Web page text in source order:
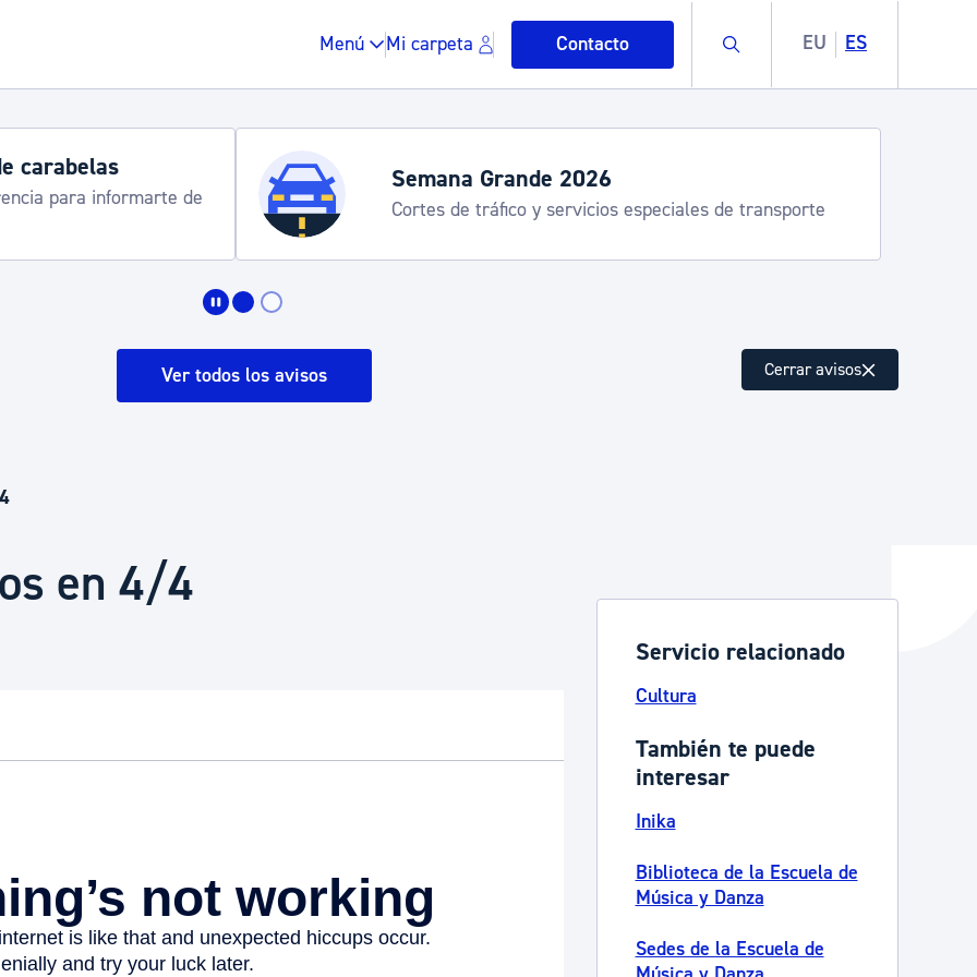
Menú Mi carpeta Contacto Buscar EU ES
Espacio público, residuos y medioambiente
carabelas
para informarte de
Semana Grande 2026
Cortes de tráfico y servicios especiales de transporte
Ver todos los avisos Cerrar avisos
en 4/4
Servicio relacionado
Cultura
También te puede
interesar
Inika
Biblioteca de la Escuela de
Música y Danza
Sedes de la Escuela de